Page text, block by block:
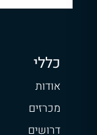
כללי
אודות
מכרזים
דרושים